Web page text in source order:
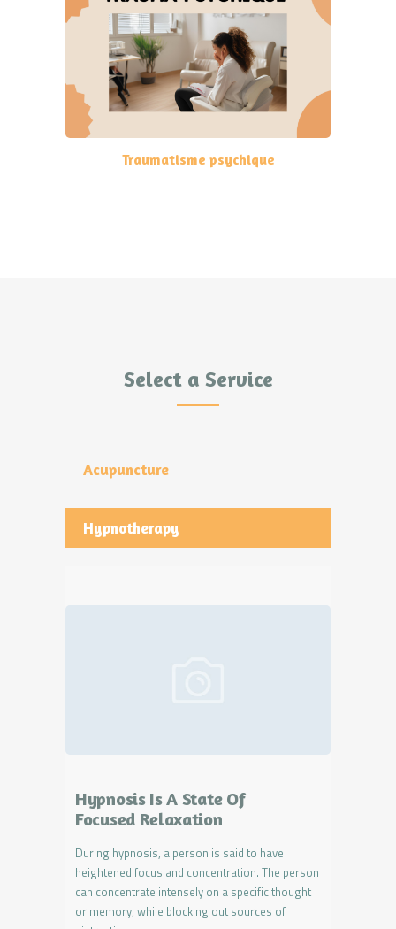
Traumatisme psychique
Select a Service
Acupuncture
Hypnotherapy
Hypnosis Is A State Of
Focused Relaxation
During hypnosis, a person is said to have
heightened focus and concentration. The person
can concentrate intensely on a specific thought
or memory, while blocking out sources of